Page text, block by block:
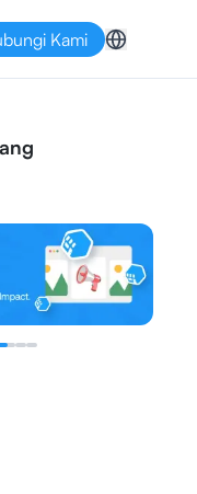
Kami